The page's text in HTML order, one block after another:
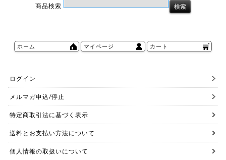
商品検索
ホーム マイページ カート
ログイン
メルマガ申込/停止
特定商取引法に基づく表示
送料とお支払い方法について
個人情報の取扱いについて